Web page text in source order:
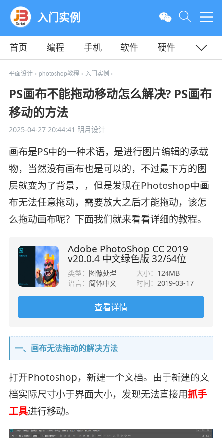
入门实例
首页 编程 手机 软件
硬件
教程
平面 服务器
平面设计> photoshop教程 > 入门实例 >
PS画布不能拖动移动怎么解决? PS画布
移动的方法
2025-04-27 20:44:41 明月设计
画布是PS中的一种术语，是进行图片编辑的承载
物，当然没有画布也是可以的，不过最下方的图
层就变为了背景，，但是发现在Photoshop中画
布无法任意拖动，需要放大之后才能拖动，该怎
么拖动画布呢？下面我们就来看看详细的教程。
Adobe PhotoShop CC 2019
v20.0.4 中文绿色版 32/64位
类型： 图像处理 大小： 124MB
语言： 简体中文 时间： 2019-03-17
查看详情
一、画布无法拖动的解决方法
打开Photoshop，新建一个文档。由于新建的文
档实际尺寸小于界面大小，发现无法直接用抓手
工具进行移动。